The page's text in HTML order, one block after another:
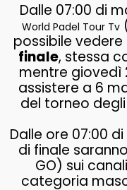
Dalle 07:00 di
World Padel Tour Tv
possibile
finale, stessa
mentre giovedì
assistere a 6
del torneo degli
Dalle ore 07:00
di finale
GO) sui
categoria